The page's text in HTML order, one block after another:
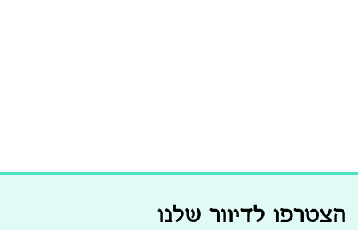
הצטרפו לדיוור שלנו